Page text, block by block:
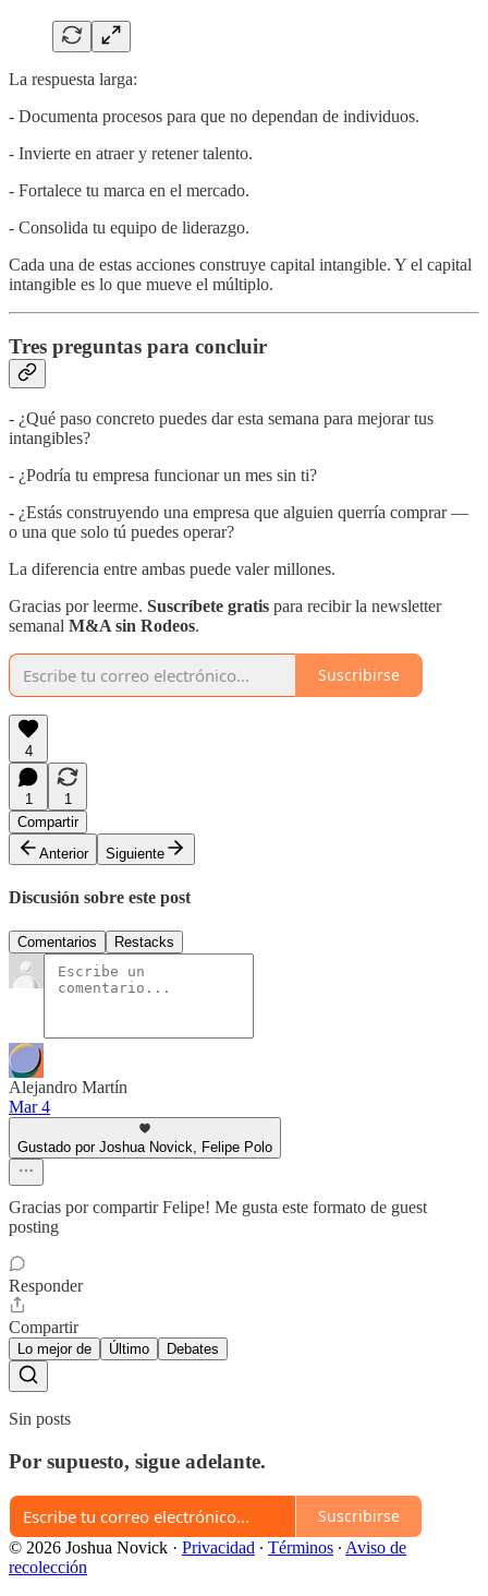
La respuesta larga:
- Documenta procesos para que no dependan de individuos.
- Invierte en atraer y retener talento.
- Fortalece tu marca en el mercado.
- Consolida tu equipo de liderazgo.
Cada una de estas acciones construye capital intangible. Y el capital
intangible es lo que mueve el múltiplo.
Tres preguntas para concluir
- ¿Qué paso concreto puedes dar esta semana para mejorar tus
intangibles?
- ¿Podría tu empresa funcionar un mes sin ti?
- ¿Estás construyendo una empresa que alguien querría comprar —
o una que solo tú puedes operar?
La diferencia entre ambas puede valer millones.
Gracias por leerme. Suscríbete gratis para recibir la newsletter
semanal M&A sin Rodeos.
Suscribirse
4
1
1
Compartir
Anterior
Siguiente
Discusión sobre este post
Comentarios Restacks
Alejandro Martín
Mar 4
Gustado por Joshua Novick, Felipe Polo
Gracias por compartir Felipe! Me gusta este formato de guest
posting
Responder
Compartir
Lo mejor de Último Debates
Sin posts
Por supuesto, sigue adelante.
Suscribirse
© 2026 Joshua Novick · Privacidad ∙ Términos ∙ Aviso de
recolección